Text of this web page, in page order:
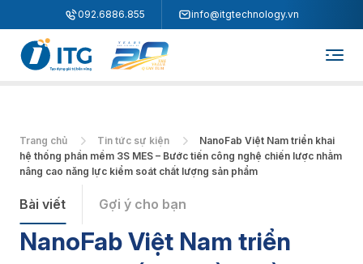
092.6886.855 info@itgtechnology.vn
Trang chủ Tin tức sự kiện
NanoFab Việt Nam triển khai
hệ thống phần mềm 3S MES – Bước tiến công nghệ chiến lược nhằm
nâng cao năng lực kiểm soát chất lượng sản phẩm
Bài viết Gợi ý cho bạn
NanoFab Việt Nam triển